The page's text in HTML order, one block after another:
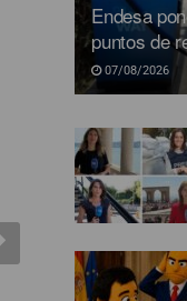
Endesa
puntos de
07/08/2026